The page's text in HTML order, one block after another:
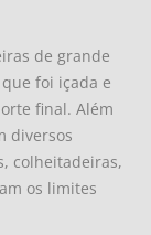
de grande
foi içada e
final. Além
diversos
colheitadeiras,
os limites